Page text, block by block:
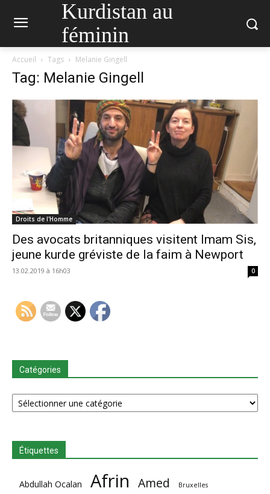
Kurdistan au
féminin
Accueil Tags Melanie Gingell
Tag: Melanie Gingell
Droits de l'Homme
Des avocats britanniques visitent Imam Sis,
jeune kurde gréviste de la faim à Newport
13.02.2019 à 16h03 0
Catégories
Catégories
Étiquettes
Abdullah Ocalan Afrin Amed Bruxelles